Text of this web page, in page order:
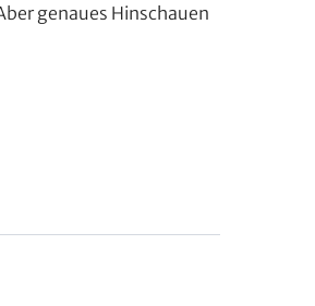
genaues Hinschauen